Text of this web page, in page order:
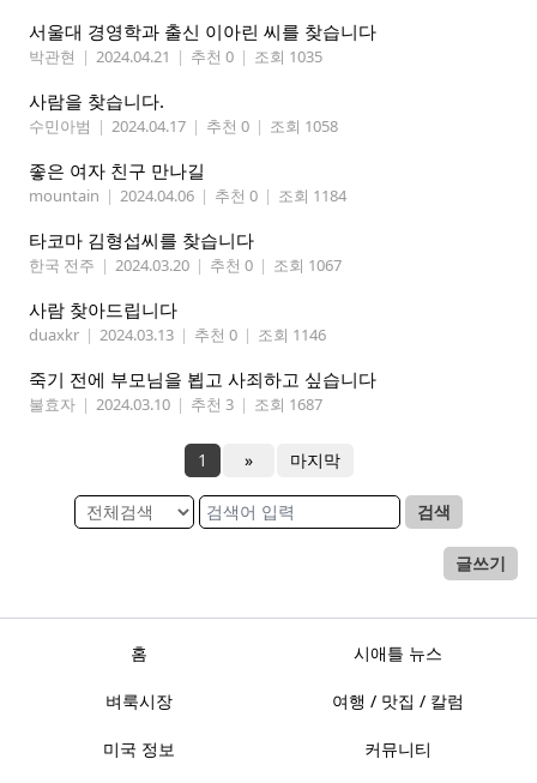
서울대 경영학과 출신 이아린 씨를 찾습니다
박관현 | 2024.04.21 | 추천 0 | 조회 1035
사람을 찾습니다.
수민아범 | 2024.04.17 | 추천 0 | 조회 1058
좋은 여자 친구 만나길
mountain | 2024.04.06 | 추천 0 | 조회 1184
타코마 김형섭씨를 찾습니다
한국 전주 | 2024.03.20 | 추천 0 | 조회 1067
사람 찾아드립니다
duaxkr | 2024.03.13 | 추천 0 | 조회 1146
죽기 전에 부모님을 뵙고 사죄하고 싶습니다
불효자 | 2024.03.10 | 추천 3 | 조회 1687
1 » 마지막
검색
글쓰기
홈 시애틀 뉴스
벼룩시장 여행 / 맛집 / 칼럼
미국 정보 커뮤니티